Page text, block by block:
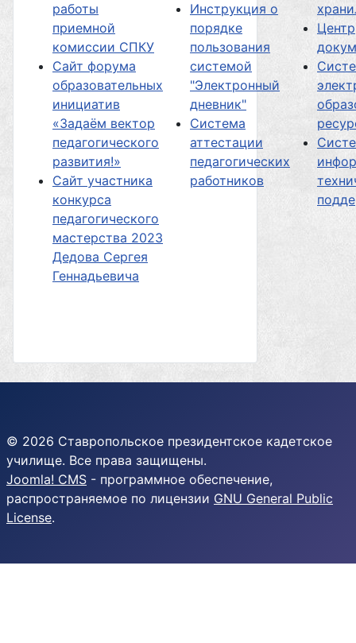
работы
приемной
комиссии СПКУ
Сайт форума
образовательных
инициатив
«Задаём вектор
педагогического
развития!»
Сайт участника
конкурса
педагогического
мастерства 2023
Дедова Сергея
Геннадьевича
Инструкция о
порядке
пользования
системой
"Электронный
дневник"
Система
аттестации
педагогических
работников
Центр
© 2026 Ставропольское президентское кадетское
училище. Все права защищены.
Joomla! CMS - программное обеспечение,
распространяемое по лицензии GNU General Public
License.